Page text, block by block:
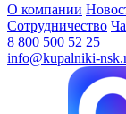
О компании
Сотрудничество
8 800 500 52 25
info@kupalniki-